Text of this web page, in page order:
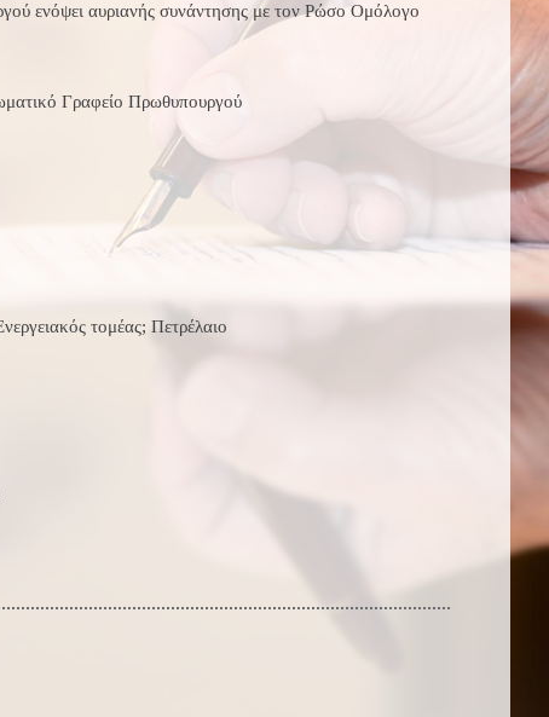
ενόψει αυριανής συνάντησης με τον Ρώσο Ομόλογο
Γραφείο Πρωθυπουργού
τομέας; Πετρέλαιο